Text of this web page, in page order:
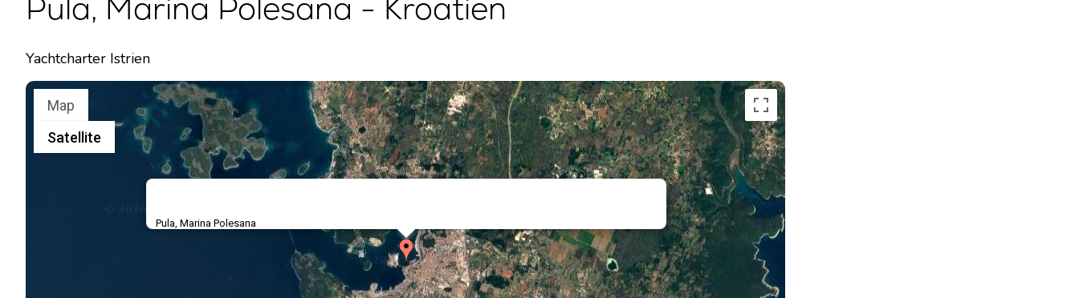
Pula, Marina Polesana - Kroatien
Yachtcharter Istrien
Pula, Marina Polesana
Map
Satellite